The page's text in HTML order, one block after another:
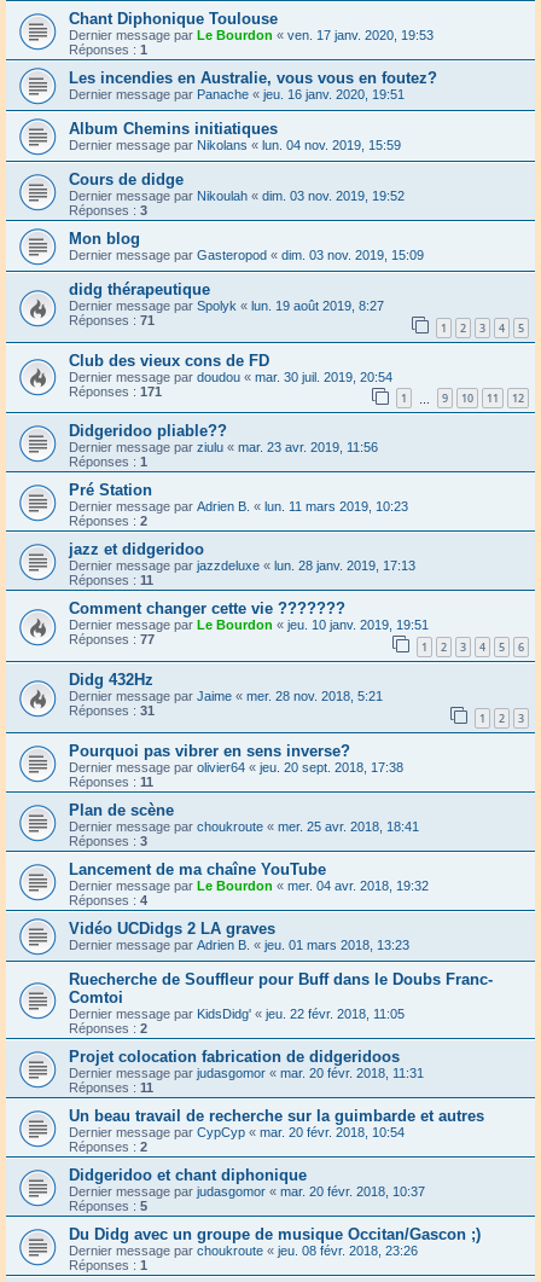
Chant Diphonique Toulouse
Dernier message par Le Bourdon « ven. 17 janv. 2020, 19:53
Réponses : 1
Les incendies en Australie, vous vous en foutez?
Dernier message par Panache « jeu. 16 janv. 2020, 19:51
Album Chemins initiatiques
Dernier message par Nikolans « lun. 04 nov. 2019, 15:59
Cours de didge
Dernier message par Nikoulah « dim. 03 nov. 2019, 19:52
Réponses : 3
Mon blog
Dernier message par Gasteropod « dim. 03 nov. 2019, 15:09
didg thérapeutique
Dernier message par Spolyk « lun. 19 août 2019, 8:27
Réponses : 71 1 2 3 4 5
Club des vieux cons de FD
Dernier message par doudou « mar. 30 juil. 2019, 20:54
Réponses : 171 1 9 10 11 12
Didgeridoo pliable??
Dernier message par ziulu « mar. 23 avr. 2019, 11:56
Réponses : 1
Pré Station
Dernier message par Adrien B. « lun. 11 mars 2019, 10:23
Réponses : 2
jazz et didgeridoo
Dernier message par jazzdeluxe « lun. 28 janv. 2019, 17:13
Réponses : 11
Comment changer cette vie ???????
Dernier message par Le Bourdon « jeu. 10 janv. 2019, 19:51
Réponses : 77 1 2 3 4 5 6
Didg 432Hz
Dernier message par Jaime « mer. 28 nov. 2018, 5:21
Réponses : 31 1 2 3
Pourquoi pas vibrer en sens inverse?
Dernier message par olivier64 « jeu. 20 sept. 2018, 17:38
Réponses : 11
Plan de scène
Dernier message par choukroute « mer. 25 avr. 2018, 18:41
Réponses : 3
Lancement de ma chaîne YouTube
Dernier message par Le Bourdon « mer. 04 avr. 2018, 19:32
Réponses : 4
Vidéo UCDidgs 2 LA graves
Dernier message par Adrien B. « jeu. 01 mars 2018, 13:23
Ruecherche de Souffleur pour Buff dans le Doubs Franc-
Comtoi
Dernier message par KidsDidg' « jeu. 22 févr. 2018, 11:05
Réponses : 2
Projet colocation fabrication de didgeridoos
Dernier message par judasgomor « mar. 20 févr. 2018, 11:31
Réponses : 11
Un beau travail de recherche sur la guimbarde et autres
Dernier message par CypCyp « mar. 20 févr. 2018, 10:54
Réponses : 2
Didgeridoo et chant diphonique
Dernier message par judasgomor « mar. 20 févr. 2018, 10:37
Réponses : 5
Du Didg avec un groupe de musique Occitan/Gascon ;)
Dernier message par choukroute « jeu. 08 févr. 2018, 23:26
Réponses : 1